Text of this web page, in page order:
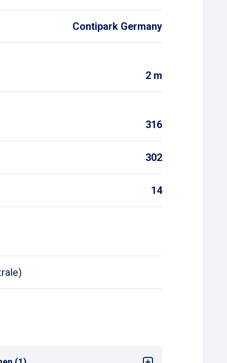
Contipark Germany
2 m
316
302
14